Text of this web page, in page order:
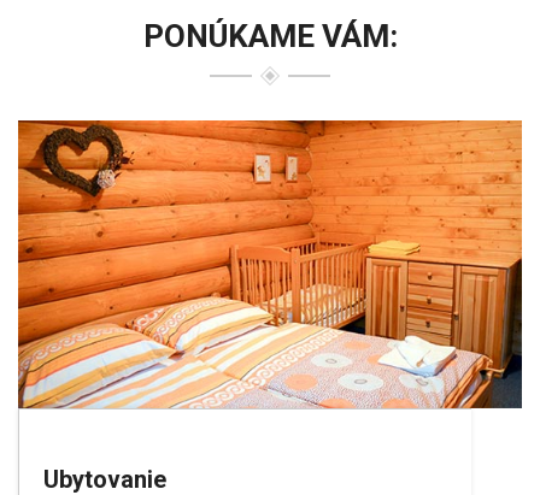
PONÚKAME VÁM:
Ubytovanie